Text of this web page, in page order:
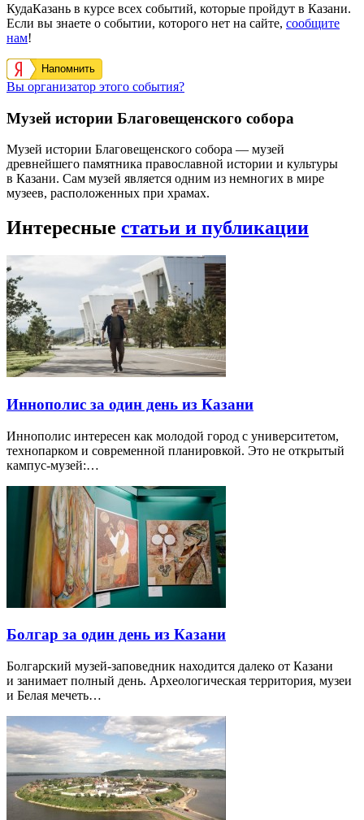
КудаКазань в курсе всех событий, которые пройдут в Казани.
Если вы знаете о событии, которого нет на сайте, сообщите
нам!
Напомнить
Вы организатор этого события?
Музей истории Благовещенского собора
Музей истории Благовещенского собора — музей
древнейшего памятника православной истории и культуры
в Казани. Сам музей является одним из немногих в мире
музеев, расположенных при храмах.
Интересные статьи и публикации
Иннополис за один день из Казани
Иннополис интересен как молодой город с университетом,
технопарком и современной планировкой. Это не открытый
кампус-музей:…
Болгар за один день из Казани
Болгарский музей-заповедник находится далеко от Казани
и занимает полный день. Археологическая территория, музеи
и Белая мечеть…